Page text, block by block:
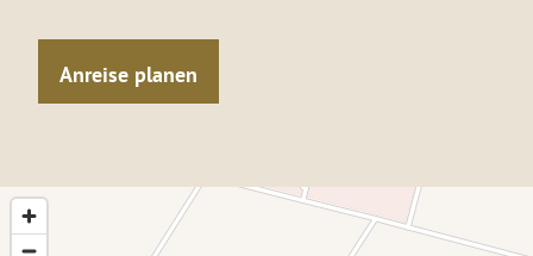
Anreise planen